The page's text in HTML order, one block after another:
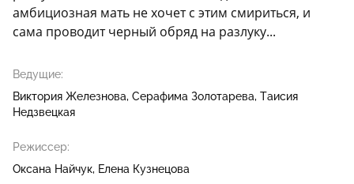
амбициозная мать не хочет с этим смириться, и
сама проводит черный обряд на разлуку...
Ведущие:
Виктория Железнова Серафима Золотарева Таисия
Недзвецкая
Режиссер:
Оксана Найчук Елена Кузнецова